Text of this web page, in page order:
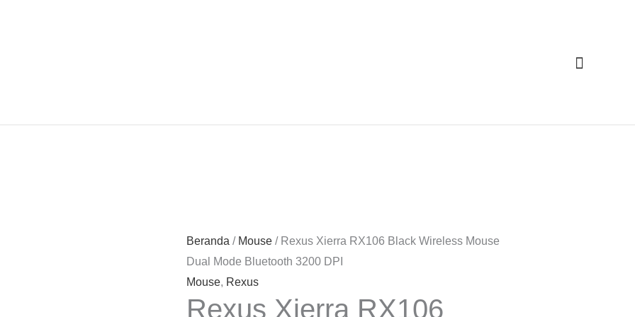
Cari
Beranda / Mouse / Rexus Xierra RX106 Black Wireless Mouse
Dual Mode Bluetooth 3200 DPI
Mouse, Rexus
Rexus Xierra RX106